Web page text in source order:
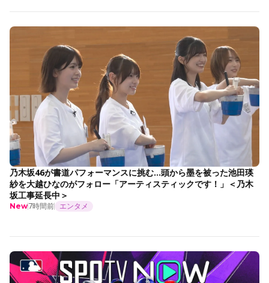
乃木坂46が書道パフォーマンスに挑む…頭から墨を被った池田瑛
紗を大越ひなのがフォロー「アーティスティックです！」＜乃木
坂工事延長中＞
New7時間前 エンタメ